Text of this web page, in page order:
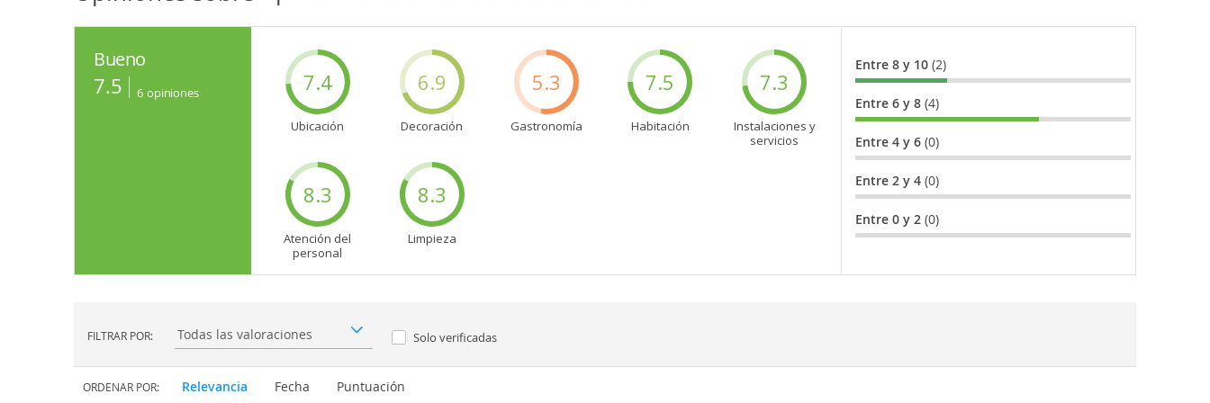
Bueno
7.5 6 opiniones 7.4
Ubicación
6.9
Decoración
5.3
Gastronomía
7.5
Habitación
7.3
Instalaciones y
servicios
8.3
Atención del
personal
8.3
Limpieza
Entre 8 y 10 (2)
Entre 6 y 8 (4)
Entre 4 y 6 (0)
Entre 2 y 4 (0)
Entre 0 y 2 (0)
FILTRAR POR: Filtrar por: Solo verificadas
ORDENAR POR: Relevancia Fecha Puntuación